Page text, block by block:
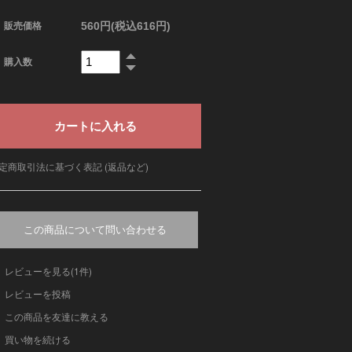
販売価格 560円(税込616円)
購入数
商取引法に基づく表記 (返品など)
この商品について問い合わせる
レビューを見る(1件)
レビューを投稿
この商品を友達に教える
買い物を続ける